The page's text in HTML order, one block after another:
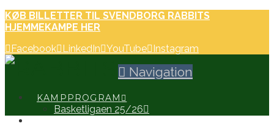
KØB BILLETTER TIL SVENDBORG RABBITS
HJEMMEKAMPE HER
Facebook LinkedIn YouTube Instagram
Navigation
KAMPPROGRAM
Basketligaen 25/26